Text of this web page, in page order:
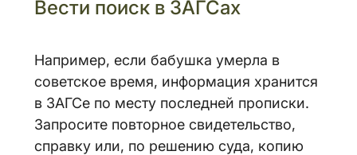
Вести поиск в ЗАГСах
Например, если бабушка умерла в
советское время, информация хранится
в ЗАГСе по месту последней прописки.
Запросите повторное свидетельство,
справку или, по решению суда, копию